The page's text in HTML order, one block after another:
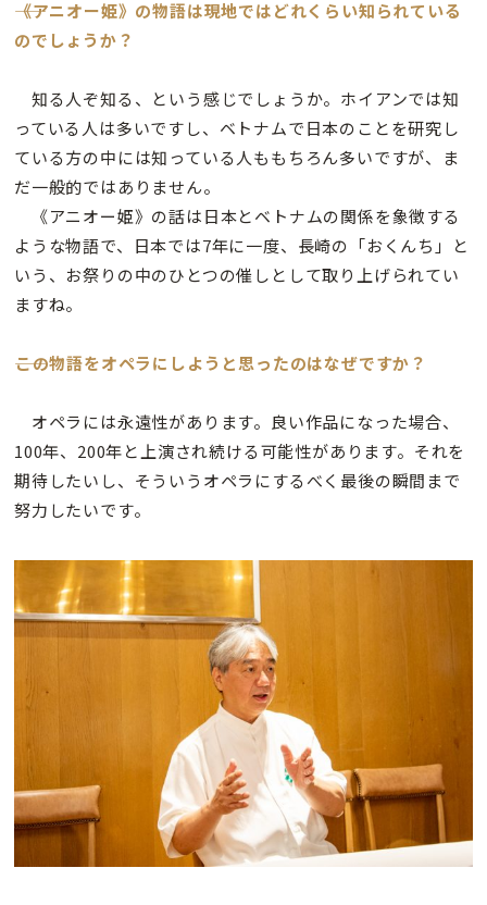
――《アニオー姫》の物語は現地ではどれくらい知られている
のでしょうか？
知る人ぞ知る、という感じでしょうか。ホイアンでは知
っている人は多いですし、ベトナムで日本のことを研究し
ている方の中には知っている人ももちろん多いですが、ま
だ一般的ではありません。
《アニオー姫》の話は日本とベトナムの関係を象徴する
ような物語で、日本では7年に一度、長崎の「おくんち」と
いう、お祭りの中のひとつの催しとして取り上げられてい
ますね。
――この物語をオペラにしようと思ったのはなぜですか？
オペラには永遠性があります。良い作品になった場合、
100年、200年と上演され続ける可能性があります。それを
期待したいし、そういうオペラにするべく最後の瞬間まで
努力したいです。